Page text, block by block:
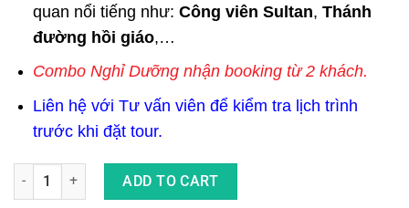
quan nổi tiếng như: Công viên Sultan, Thánh
đường hồi giáo,…
Combo Nghỉ Dưỡng nhận booking từ 2 khách.
Liên hệ với Tư vấn viên để kiểm tra lịch trình
trước khi đặt tour.
Combo Tour Du Lịch Maldives 4 Ngày 3 Đêm Cao Cấp Ở
ADD TO CART